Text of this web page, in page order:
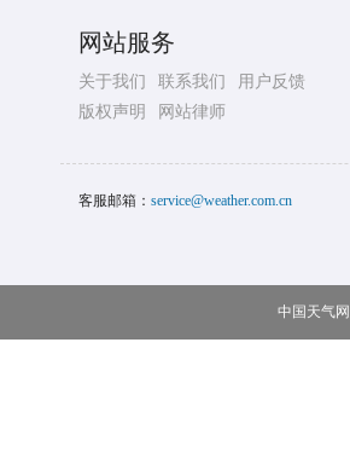
网站服务
关于我们 联系我们
用户反馈
版权声明
网站律师
客服邮箱： service@weather.com.cn
中国天气